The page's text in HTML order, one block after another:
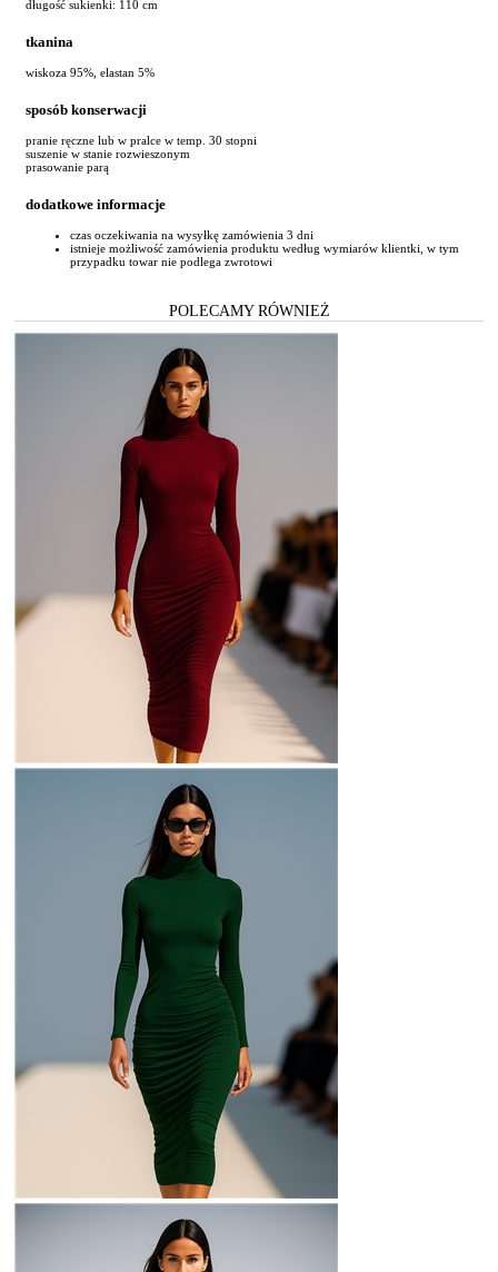
długość sukienki: 110 cm
tkanina
wiskoza 95%, elastan 5%
sposób konserwacji
pranie ręczne lub w pralce w temp. 30 stopni
suszenie w stanie rozwieszonym
prasowanie parą
dodatkowe informacje
czas oczekiwania na wysyłkę zamówienia 3 dni
istnieje możliwość zamówienia produktu według wymiarów klientki, w tym
przypadku towar nie podlega zwrotowi
POLECAMY RÓWNIEŻ